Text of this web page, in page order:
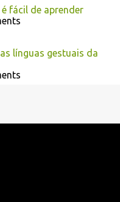
fácil de aprender
línguas gestuais da